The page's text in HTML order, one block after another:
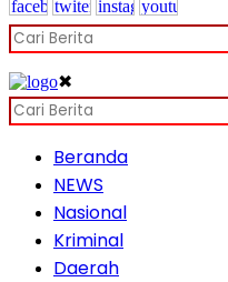
✖
Beranda
NEWS
Nasional
Kriminal
Daerah